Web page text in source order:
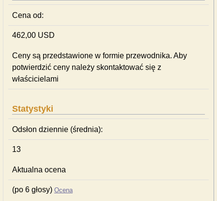
Cena od:
462,00 USD
Ceny są przedstawione w formie przewodnika. Aby
potwierdzić ceny należy skontaktować się z
właścicielami
Statystyki
Odsłon dziennie (średnia):
13
Aktualna ocena
(po 6 głosy) Ocena